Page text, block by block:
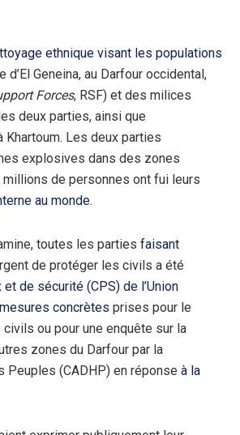
ethnique visant les populations
Geneina, au Darfour occidental,
Forces, RSF) et des milices
deux parties, ainsi que
Khartoum. Les deux parties
explosives dans des zones
de personnes ont fui leurs
au monde.
toutes les parties faisant
de protéger les civils a été
de sécurité (CPS) de l’Union
mesures concrètes prises pour le
ou pour une enquête sur la
zones du Darfour par la
Peuples (CADHP) en réponse à la